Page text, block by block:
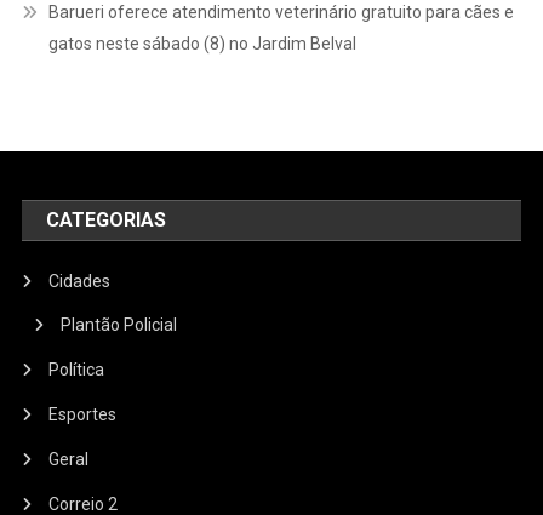
Barueri oferece atendimento veterinário gratuito para cães e
gatos neste sábado (8) no Jardim Belval
CATEGORIAS
Cidades
Plantão Policial
Política
Esportes
Geral
Correio 2